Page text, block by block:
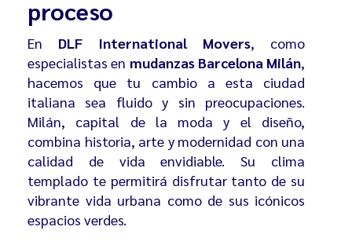
proceso
En DLF International Movers, como
especialistas en mudanzas Barcelona Milán,
hacemos que tu cambio a esta ciudad
italiana sea fluido y sin preocupaciones.
Milán, capital de la moda y el diseño,
combina historia, arte y modernidad con una
calidad de vida envidiable. Su clima
templado te permitirá disfrutar tanto de su
vibrante vida urbana como de sus icónicos
espacios verdes.